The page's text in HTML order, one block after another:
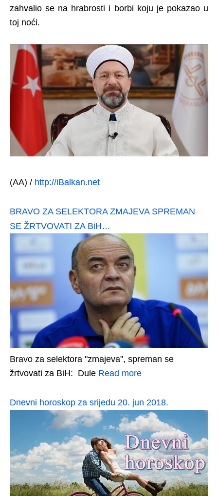
zahvalio se na hrabrosti i borbi koju je pokazao u
toj noći.
(AA) / http://iBalkan.net
BRAVO ZA SELEKTORA ZMAJEVA SPREMAN
SE ŽRTVOVATI ZA BiH…
Bravo za selektora "zmajeva", spreman se
žrtvovati za BiH: Dule Read more
Dnevni horoskop za srijedu 20. jun 2018.